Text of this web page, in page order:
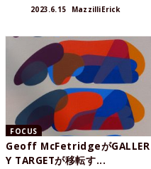
2023.6.15 MazzilliErick
FOCUS
Geoff McFetridgeがGALLER
Y TARGETが移転す...